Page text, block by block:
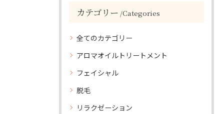
カテゴリー Categories
全てのカテゴリー
アロマオイルトリートメント
フェイシャル
脱毛
リラクゼーション